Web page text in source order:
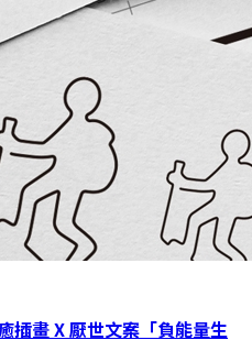
插畫 X 厭世文案「負能量生